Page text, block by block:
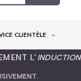
CLIENTÈLE
L’ INDUCTION